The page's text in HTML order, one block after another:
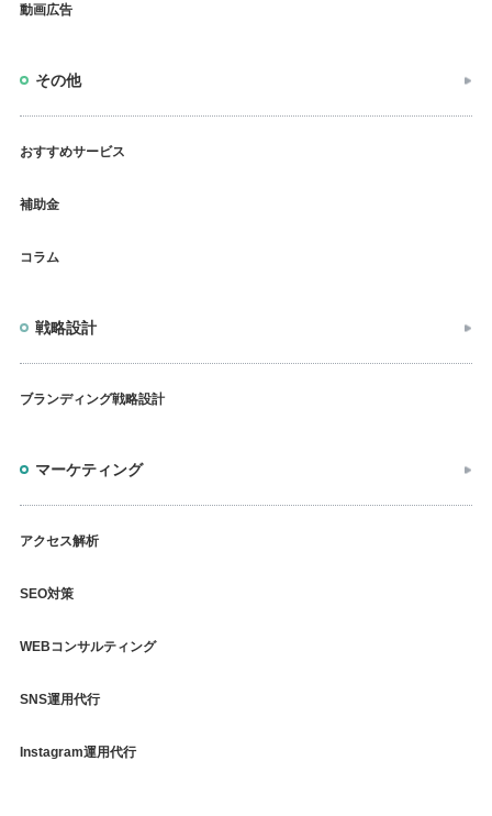
動画広告
その他
おすすめサービス
補助金
コラム
戦略設計
ブランディング戦略設計
マーケティング
アクセス解析
SEO対策
WEBコンサルティング
SNS運用代行
Instagram運用代行